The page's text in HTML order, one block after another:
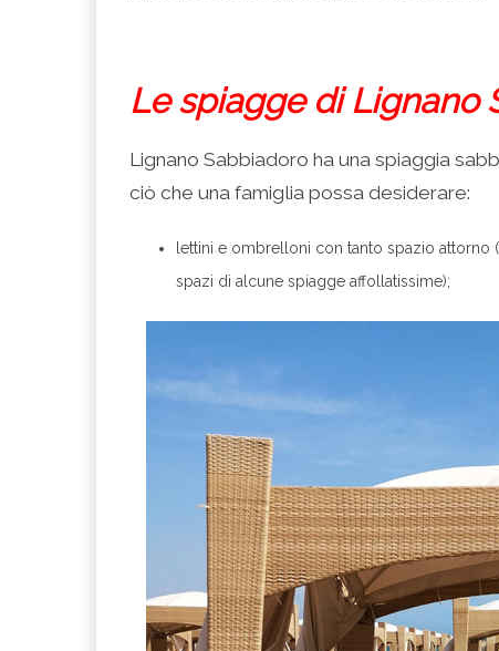
Le spiagge di Lignano
Lignano Sabbiadoro ha una spiaggia
ciò che una famiglia possa desiderare:
lettini e ombrelloni con tanto spazio attorno
spazi di alcune spiagge affollatissime);